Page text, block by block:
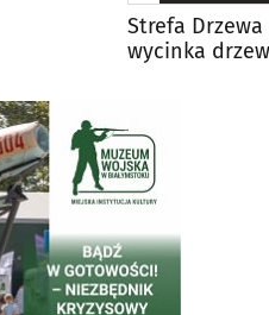
Strefa
wycinka